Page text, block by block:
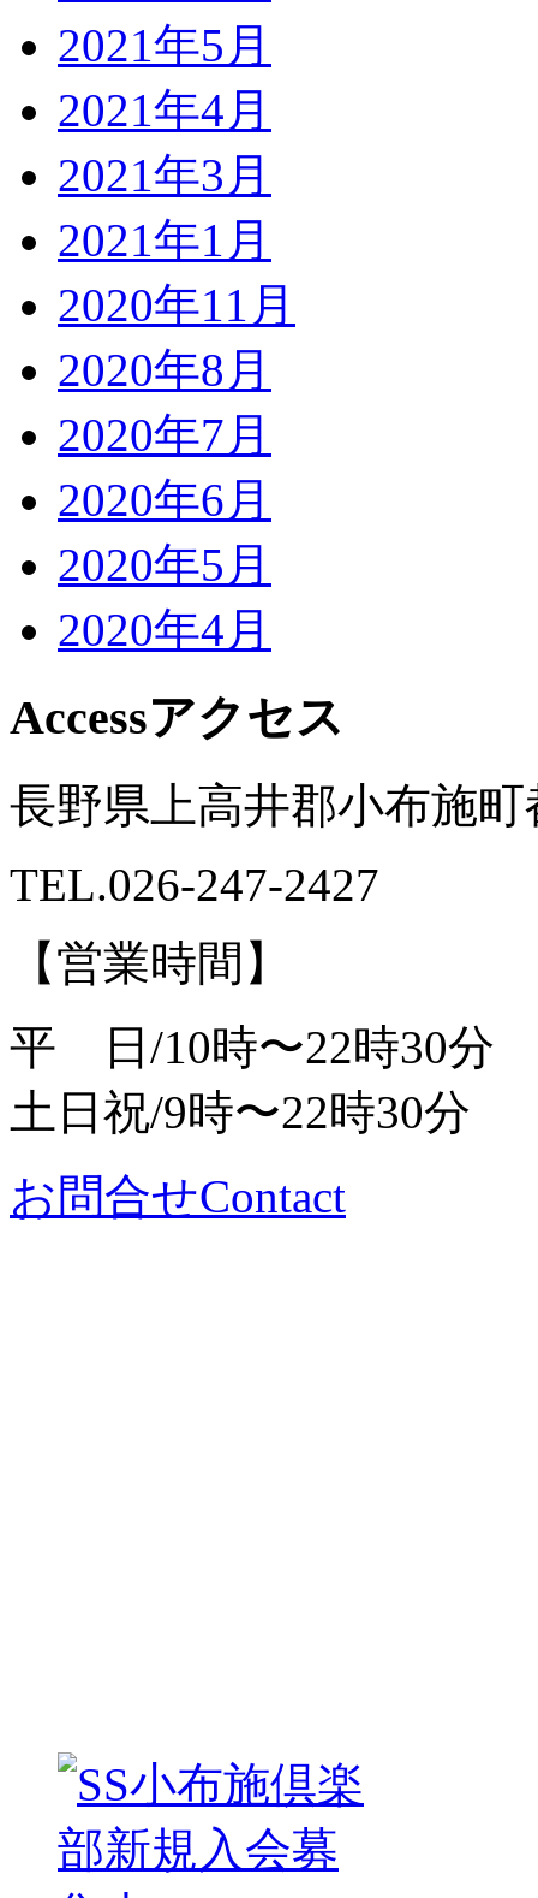
2021年5月
2021年4月
2021年3月
2021年1月
2020年11月
2020年8月
2020年7月
2020年6月
2020年5月
2020年4月
Accessアクセス
長野県上高井郡小布施町
TEL.026-247-2427
【営業時間】
平 日/10時〜22時30分
土日祝/9時〜22時30分
お問合せContact